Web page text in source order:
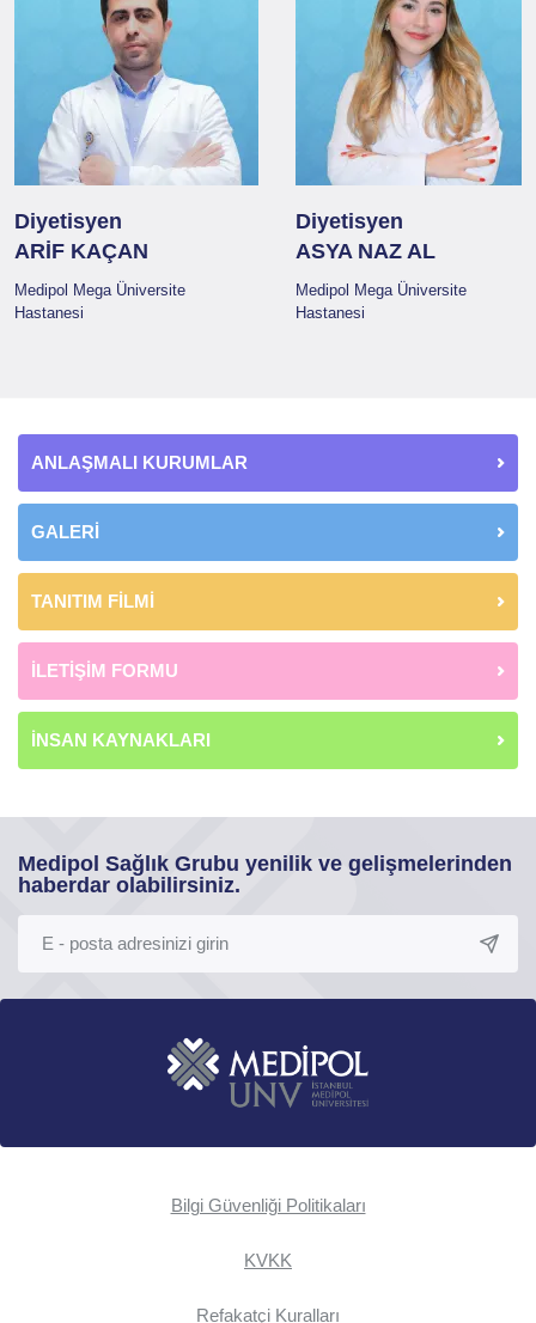
Diyetisyen
ARİF KAÇAN
Medipol Mega Üniversite
Hastanesi
Diyetisyen
ASYA NAZ AL
Medipol Mega Üniversite
Hastanesi
ANLAŞMALI KURUMLAR
GALERİ
TANITIM FİLMİ
İLETİŞİM FORMU
İNSAN KAYNAKLARI
Medipol Sağlık Grubu yenilik ve gelişmelerinden
haberdar olabilirsiniz.
Bilgi Güvenliği Politikaları
KVKK
Refakatçi Kuralları